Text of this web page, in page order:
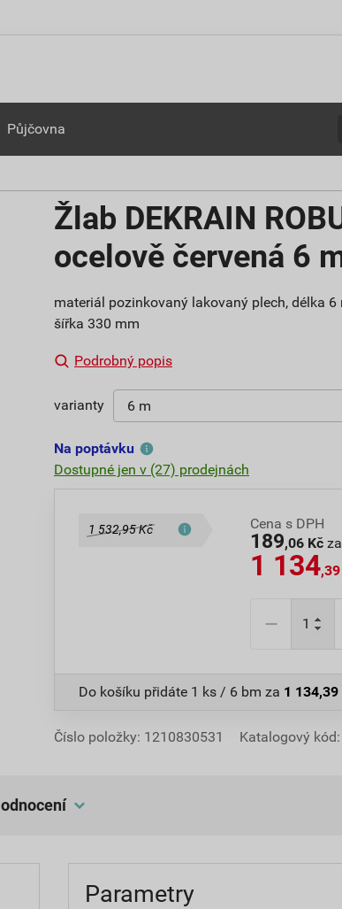
Půjčovna
Žlab DEKRAIN
ocelově červená 6
materiál pozinkovaný lakovaný plech, délka
šířka 330 mm
Podrobný popis
varianty
Na poptávku
Dostupné jen v (27) prodejnách
1 532,95 Kč Cena s DPH
189,06 Kč
1 134
Do košíku přidáte 1 ks / 6 bm za 1 134,39
Číslo položky: 1210830531 Katalogový
hodnocení
Parametry